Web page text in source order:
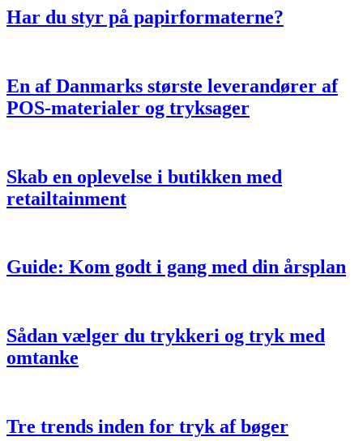
Har du styr på papirformaterne?
En af Danmarks største leverandører af
POS-materialer og tryksager
Skab en oplevelse i butikken med
retailtainment
Guide: Kom godt i gang med din årsplan
Sådan vælger du trykkeri og tryk med
omtanke
Tre trends inden for tryk af bøger